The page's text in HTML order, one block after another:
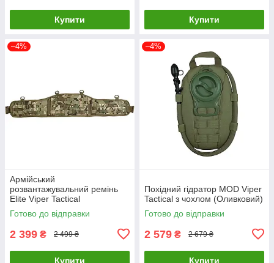
Купити Купити
–4%
Армійський
розвантажувальний ремінь
Elite Viper Tactical
(Мультикам)
Готово до відправки
2 399 ₴ 2 499 ₴
Купити
–4%
Похідний гідратор MOD Viper
Tactical з чохлом (Оливковий)
Готово до відправки
2 579 ₴ 2 679 ₴
Купити